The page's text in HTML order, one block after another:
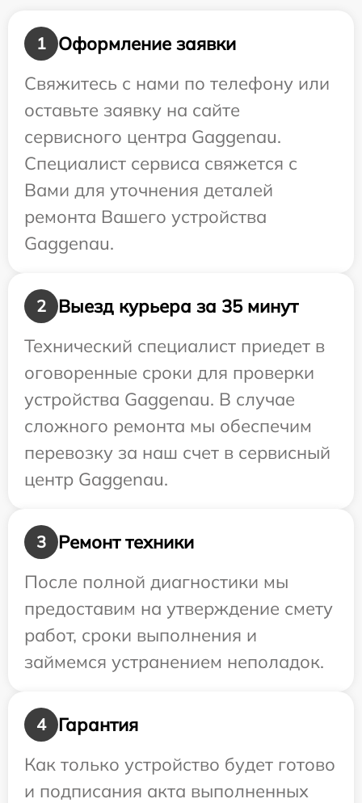
1
Оформление заявки
Свяжитесь с нами по телефону или
оставьте заявку на сайте
сервисного центра Gaggenau.
Специалист сервиса свяжется с
Вами для уточнения деталей
ремонта Вашего устройства
Gaggenau.
2
Выезд курьера за 35 минут
Технический специалист приедет в
оговоренные сроки для проверки
устройства Gaggenau. В случае
сложного ремонта мы обеспечим
перевозку за наш счет в сервисный
центр Gaggenau.
3
Ремонт техники
После полной диагностики мы
предоставим на утверждение смету
работ, сроки выполнения и
займемся устранением неполадок.
4
Гарантия
Как только устройство будет готово
и подписания акта выполненных